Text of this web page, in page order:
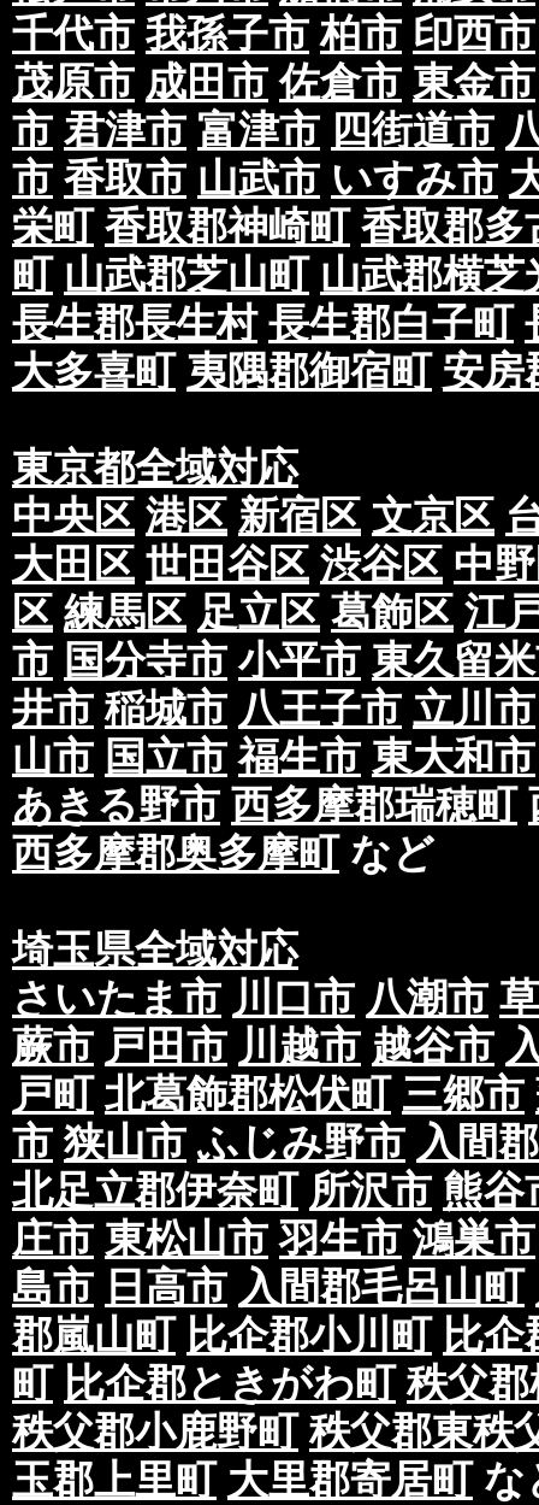
千代市 我孫子市 柏市 印西市
茂原市 成田市 佐倉市 東金市
市 君津市 富津市 四街道市
市 香取市 山武市 いすみ市
栄町 香取郡神崎町 香取郡多
町 山武郡芝山町 山武郡横芝
長生郡長生村 長生郡白子町
大多喜町 夷隅郡御宿町 安房
東京都全域対応
中央区 港区 新宿区 文京区
大田区 世田谷区 渋谷区 中
区 練馬区 足立区 葛飾区 江
市 国分寺市 小平市 東久留
井市 稲城市 八王子市 立川市
山市 国立市 福生市 東大和市
あきる野市 西多摩郡瑞穂町
西多摩郡奥多摩町など
埼玉県全域対応
さいたま市 川口市 八潮市
蕨市 戸田市 川越市 越谷市
戸町 北葛飾郡松伏町 三郷市
市 狭山市 ふじみ野市 入間
北足立郡伊奈町 所沢市 熊谷
庄市 東松山市 羽生市 鴻巣市
島市 日高市 入間郡毛呂山町
郡嵐山町 比企郡小川町 比
町 比企郡ときがわ町 秩父
秩父郡小鹿野町 秩父郡東秩
玉郡上里町 大里郡寄居町な